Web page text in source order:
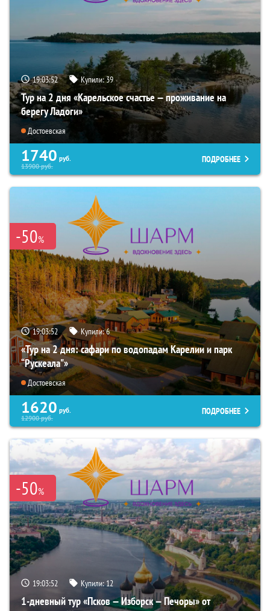
19:03:51 Купили:39
Тур на 2 дня «Карельское счастье — проживание на
берегу Ладоги»
Достоевская
1740 руб.
13900руб.
ПОДРОБНЕЕ
-50%
19:03:51 Купили:6
«Тур на 2 дня: сафари по водопадам Карелии и парк
“Рускеала"»
Достоевская
1620 руб.
12900руб.
ПОДРОБНЕЕ
-50%
19:03:51 Купили:12
1-дневный тур «Псков — Изборск — Печоры» от